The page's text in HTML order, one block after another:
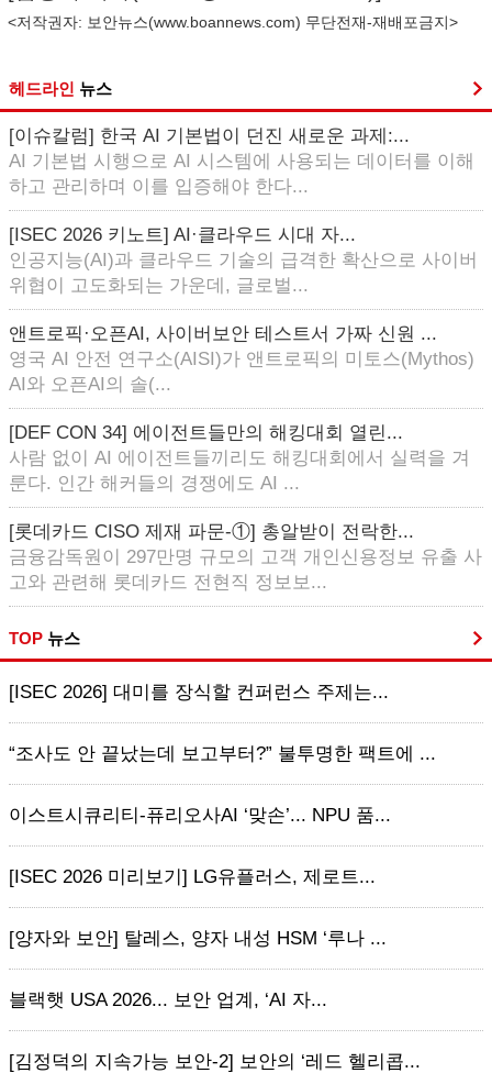
<저작권자: 보안뉴스(www.boannews.com) 무단전재-재배포금지>
헤드라인 뉴스
[이슈칼럼] 한국 AI 기본법이 던진 새로운 과제:...
AI 기본법 시행으로 AI 시스템에 사용되는 데이터를 이해
하고 관리하며 이를 입증해야 한다...
[ISEC 2026 키노트] AI·클라우드 시대 자...
인공지능(AI)과 클라우드 기술의 급격한 확산으로 사이버
위협이 고도화되는 가운데, 글로벌...
앤트로픽·오픈AI, 사이버보안 테스트서 가짜 신원 ...
영국 AI 안전 연구소(AISI)가 앤트로픽의 미토스(Mythos)
AI와 오픈AI의 솔(...
[DEF CON 34] 에이전트들만의 해킹대회 열린...
사람 없이 AI 에이전트들끼리도 해킹대회에서 실력을 겨
룬다. 인간 해커들의 경쟁에도 AI ...
[롯데카드 CISO 제재 파문-①] 총알받이 전락한...
금융감독원이 297만명 규모의 고객 개인신용정보 유출 사
고와 관련해 롯데카드 전현직 정보보...
TOP 뉴스
[ISEC 2026] 대미를 장식할 컨퍼런스 주제는...
“조사도 안 끝났는데 보고부터?” 불투명한 팩트에 ...
이스트시큐리티-퓨리오사AI ‘맞손’... NPU 품...
[ISEC 2026 미리보기] LG유플러스, 제로트...
[양자와 보안] 탈레스, 양자 내성 HSM ‘루나 ...
블랙햇 USA 2026... 보안 업계, ‘AI 자...
[김정덕의 지속가능 보안-2] 보안의 ‘레드 헬리콥...